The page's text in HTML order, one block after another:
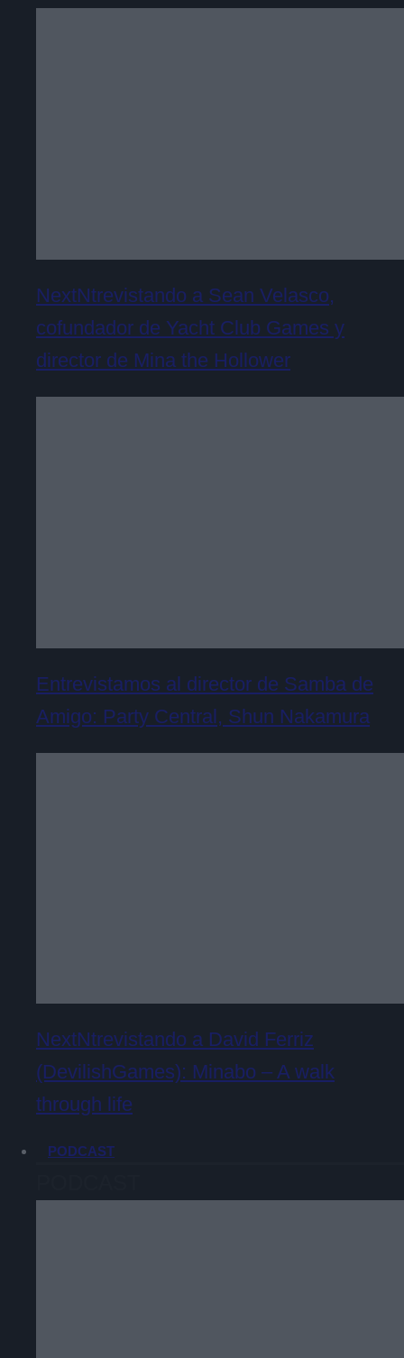
NextNtrevistando a Sean Velasco,
cofundador de Yacht Club Games y
director de Mina the Hollower
Entrevistamos al director de Samba de
Amigo: Party Central, Shun Nakamura
NextNtrevistando a David Ferriz
(DevilishGames): Minabo – A walk
through life
PODCAST